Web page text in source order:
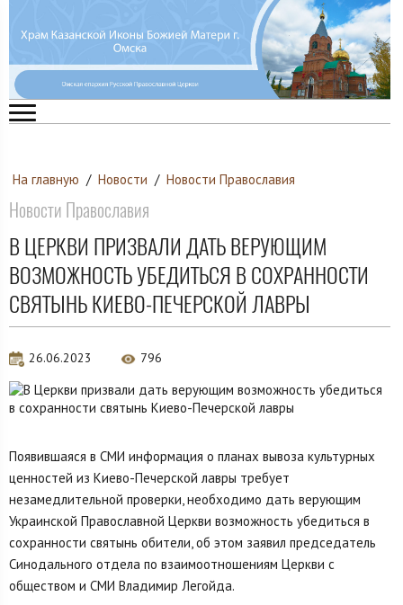
На главную / Новости / Новости Православия
Новости Православия
В ЦЕРКВИ ПРИЗВАЛИ ДАТЬ ВЕРУЮЩИМ
ВОЗМОЖНОСТЬ УБЕДИТЬСЯ В СОХРАННОСТИ
СВЯТЫНЬ КИЕВО-ПЕЧЕРСКОЙ ЛАВРЫ
26.06.2023 796
Появившаяся в СМИ информация о планах вывоза культурных
ценностей из Киево-Печерской лавры требует
незамедлительной проверки, необходимо дать верующим
Украинской Православной Церкви возможность убедиться в
сохранности святынь обители, об этом заявил председатель
Синодального отдела по взаимоотношениям Церкви с
обществом и СМИ Владимир Легойда.